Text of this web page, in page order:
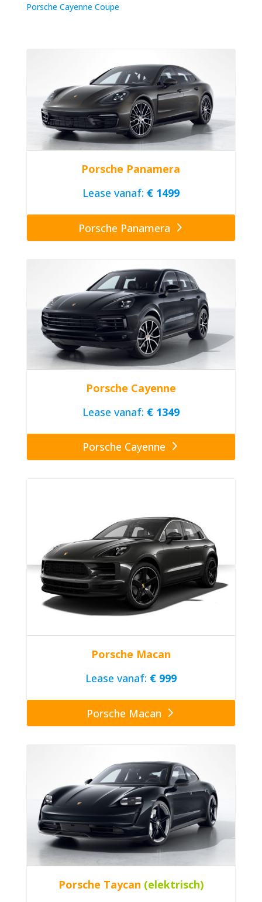
Porsche Cayenne Coupe
Porsche Panamera
Lease vanaf: € 1499
Porsche Panamera
Porsche Cayenne
Lease vanaf: € 1349
Porsche Cayenne
Porsche Macan
Lease vanaf: € 999
Porsche Macan
Porsche Taycan (elektrisch)